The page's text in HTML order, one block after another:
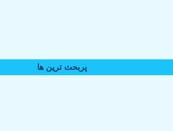
پربحث ترین ها